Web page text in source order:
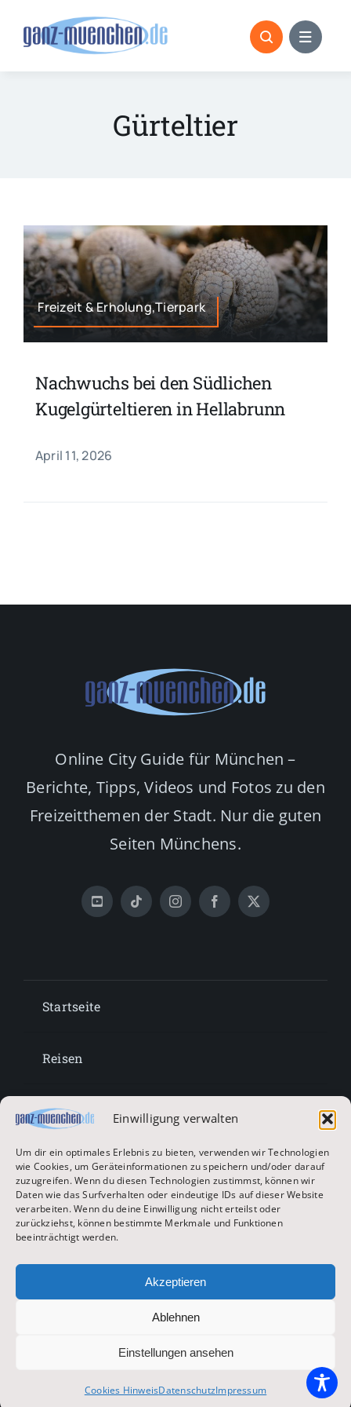
Einwilligung verwalten
Um dir ein optimales Erlebnis zu bieten, verwenden wir Technologien
wie Cookies, um Geräteinformationen zu speichern und/oder darauf
zuzugreifen. Wenn du diesen Technologien zustimmst, können wir
Daten wie das Surfverhalten oder eindeutige IDs auf dieser Website
verarbeiten. Wenn du deine Einwilligung nicht erteilst oder
zurückziehst, können bestimmte Merkmale und Funktionen
beeinträchtigt werden.
Akzeptieren
Ablehnen
Einstellungen ansehen
Cookies HinweisDatenschutzImpressum
Gürteltier
Freizeit & Erholung,Tierpark
Nachwuchs bei den Südlichen
Kugelgürteltieren in Hellabrunn
April 11, 2026
Online City Guide für München –
Berichte, Tipps, Videos und Fotos zu den
Freizeitthemen der Stadt. Nur die guten
Seiten Münchens.
Startseite
Reisen
Lifestyle
Entertainment
Oktoberfest & Volksfeste
Zur Hauptseite